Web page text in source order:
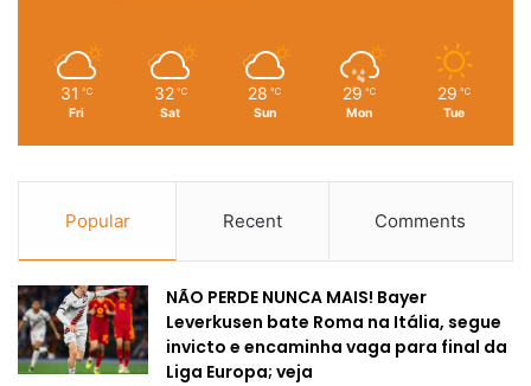
31 ℃
Fri
32 ℃
Sat
28 ℃
Sun
29 ℃
Mon
29 ℃
Tue
Popular Recent Comments
NÃO PERDE NUNCA MAIS! Bayer
Leverkusen bate Roma na Itália, segue
invicto e encaminha vaga para final da
Liga Europa; veja